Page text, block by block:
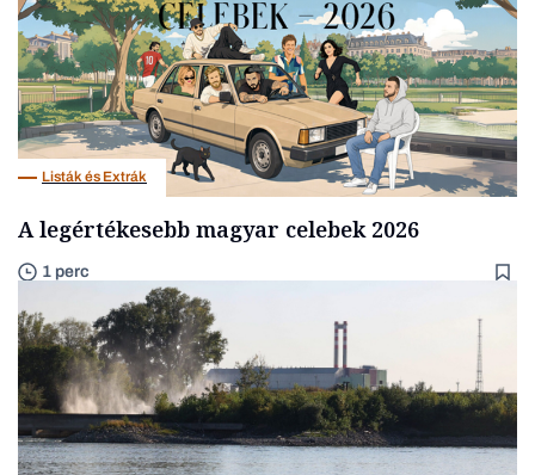
Listák és Extrák
A legértékesebb magyar celebek 2026
1 perc